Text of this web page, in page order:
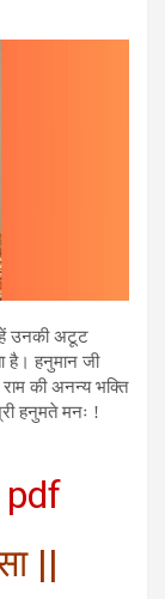
उनकी अटूट
है। हनुमान जी
की अनन्य भक्ति
हनुमते मनः !
pdf
||